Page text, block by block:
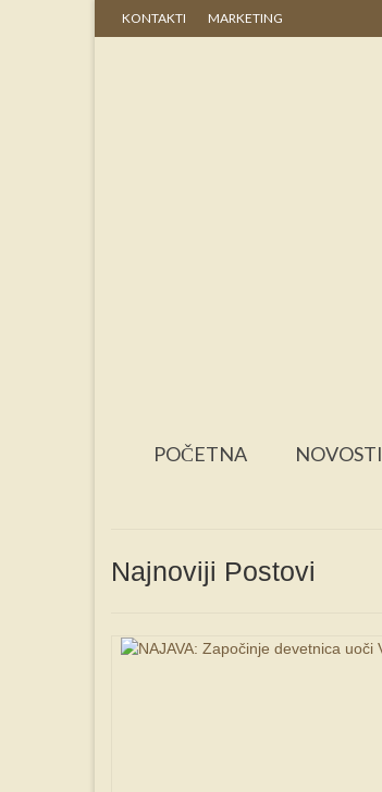
KONTAKTI MARKETING
POČETNA NOVOSTI
Najnoviji Postovi